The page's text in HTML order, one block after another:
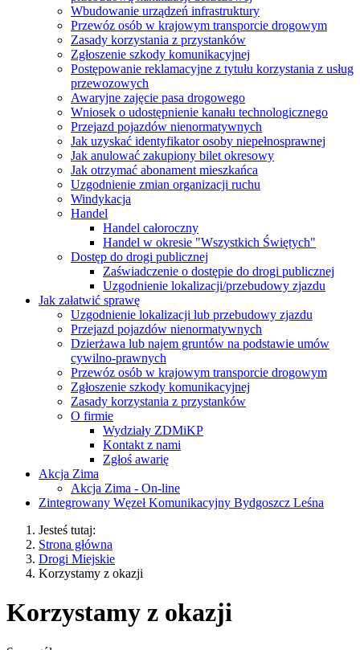
Wbudowanie urządzeń infrastruktury
Przewóz osób w krajowym transporcie drogowym
Zasady korzystania z przystanków
Zgłoszenie szkody komunikacyjnej
Postępowanie reklamacyjne z tytułu korzystania z usług
przewozowych
Awaryjne zajęcie pasa drogowego
Wniosek o udostępnienie kanału technologicznego
Przejazd pojazdów nienormatywnych
Jak uzyskać identyfikator osoby niepełnosprawnej
Jak anulować zakupiony bilet okresowy
Jak otrzymać abonament mieszkańca
Uzgodnienie zmian organizacji ruchu
Windykacja
Handel
Handel całoroczny
Handel w okresie "Wszystkich Świętych"
Dostęp do drogi publicznej
Zaświadczenie o dostępie do drogi publicznej
Uzgodnienie lokalizacji/przebudowy zjazdu
Jak załatwić sprawę
Uzgodnienie lokalizacji lub przebudowy zjazdu
Przejazd pojazdów nienormatywnych
Dzierżawa lub najem gruntów na podstawie umów
cywilno-prawnych
Przewóz osób w krajowym transporcie drogowym
Zgłoszenie szkody komunikacyjnej
Zasady korzystania z przystanków
O firmie
Wydziały ZDMiKP
Kontakt z nami
Zgłoś awarię
Akcja Zima
Akcja Zima - On-line
Zintegrowany Węzeł Komunikacyjny Bydgoszcz Leśna
Jesteś tutaj:
Strona główna
Drogi Miejskie
Korzystamy z okazji
Korzystamy z okazji